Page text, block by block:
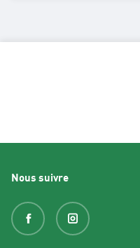
Nous suivre